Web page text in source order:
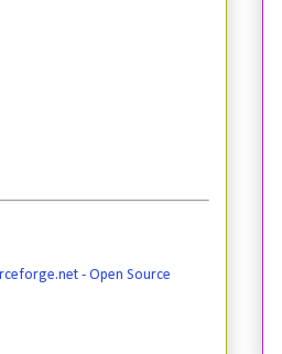
- Open Source